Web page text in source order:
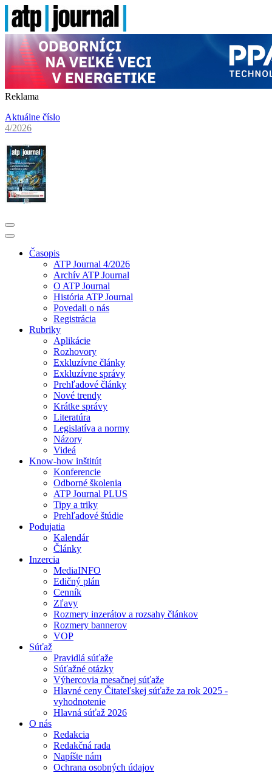
Reklama
Aktuálne číslo
4/2026
Časopis
ATP Journal 4/2026
Archív ATP Journal
O ATP Journal
História ATP Journal
Povedali o nás
Registrácia
Rubriky
Aplikácie
Rozhovory
Exkluzívne články
Exkluzívne správy
Prehľadové články
Nové trendy
Krátke správy
Literatúra
Legislatíva a normy
Názory
Videá
Know-how inštitút
Konferencie
Odborné školenia
ATP Journal PLUS
Tipy a triky
Prehľadové štúdie
Podujatia
Kalendár
Články
Inzercia
MediaINFO
Edičný plán
Cenník
Zľavy
Rozmery inzerátov a rozsahy článkov
Rozmery bannerov
VOP
Súťaž
Pravidlá súťaže
Súťažné otázky
Výhercovia mesačnej súťaže
Hlavné ceny Čitateľskej súťaže za rok 2025 -
vyhodnotenie
Hlavná súťaž 2026
O nás
Redakcia
Redakčná rada
Napíšte nám
Ochrana osobných údajov